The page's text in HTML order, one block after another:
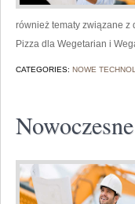
również tematy związane z
Pizza dla Wegetarian i
CATEGORIES: NOWE